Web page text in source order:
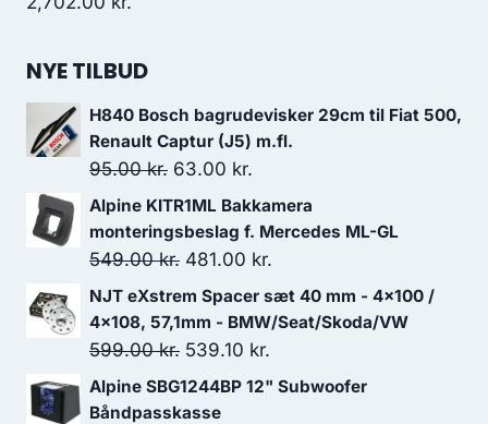
NYE TILBUD
H840 Bosch bagrudevisker 29cm til Fiat 500,
Renault Captur (J5) m.fl.
95.00kr. Den
oprindelige
pris
var:
95.00 kr..
63.00 kr.
aktuelle
pris
er:
63.00 kr..
Alpine KITR1ML Bakkamera
monteringsbeslag f. Mercedes ML-GL
549.00kr. Den
oprindelige
pris
var:
549.00 kr..
481.00 kr.
aktuelle
pris
481.00 kr..
NJT eXstrem Spacer sæt 40 mm - 4x100 /
4x108, 57,1mm - BMW/Seat/Skoda/VW
599.00kr. Den
oprindelige
pris
539.10 kr.
aktuelle
Alpine SBG1244BP 12" Subwoofer
Båndpasskasse